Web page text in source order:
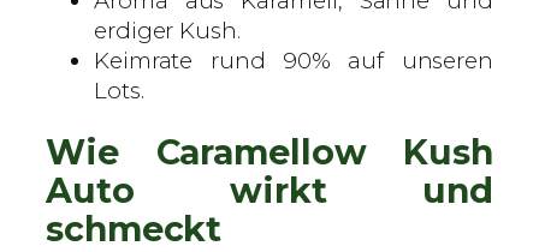
n
g
erdiger Kush.
Keimrate rund 90% auf unseren
Lots.
Wie Caramellow Kush
Auto wirkt und
schmeckt